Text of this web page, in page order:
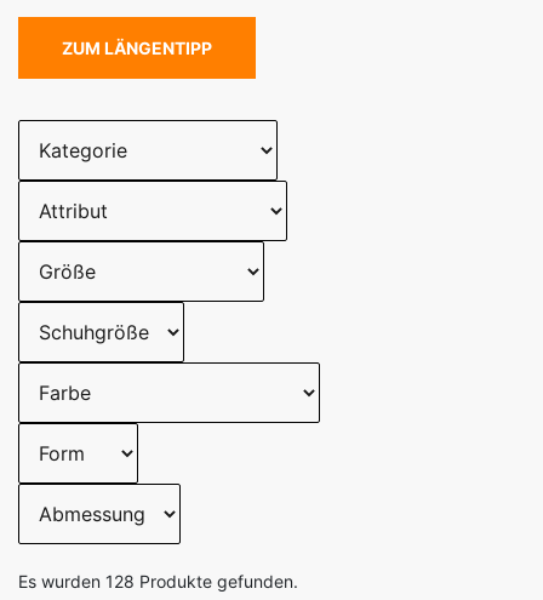
ZUM LÄNGENTIPP
Es wurden 128 Produkte gefunden.